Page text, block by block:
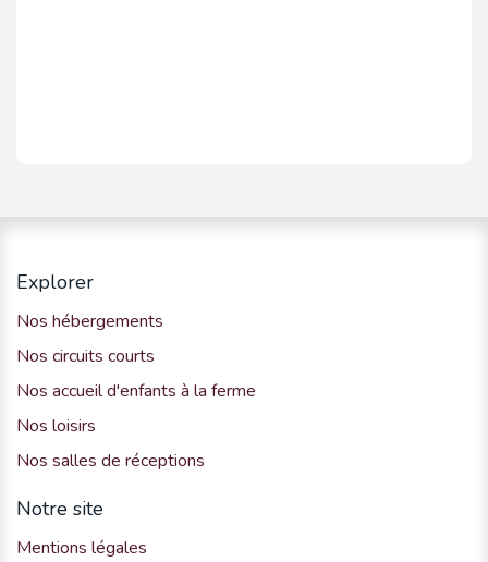
Explorer
Nos hébergements
Nos circuits courts
Nos accueil d'enfants à la ferme
Nos loisirs
Nos salles de réceptions
Notre site
Mentions légales